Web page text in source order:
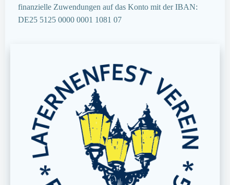
finanzielle Zuwendungen auf das Konto mit der IBAN:
DE25 5125 0000 0001 1081 07